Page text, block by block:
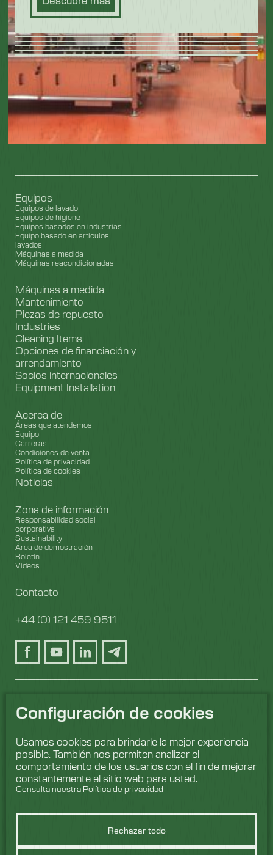
Configuración de cookies
Usamos cookies para brindarle la mejor experiencia
posible. También nos permiten analizar el
comportamiento de los usuarios con el fin de mejorar
constantemente el sitio web para usted.
Consulta nuestra Política de privacidad
Rechazar todo
Equipos
Equipos de lavado
Equipos de higiene
Equipos basados en industrias
Equipo basado en artículos
lavados
Máquinas a medida
Máquinas reacondicionadas
Máquinas a medida
Mantenimiento
Piezas de repuesto
Industries
Cleaning Items
Opciones de financiación y
arrendamiento
Socios internacionales
Equipment Installation
Acerca de
Áreas que atendemos
Equipo
Carreras
Condiciones de venta
Política de privacidad
Política de cookies
Noticias
Zona de información
Responsabilidad social
corporativa
Sustainability
Área de demostración
Boletín
Vídeos
Contacto
+44 (0) 121 459 9511